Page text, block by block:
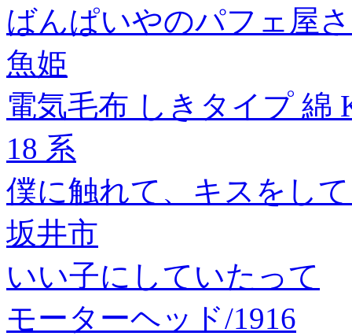
ばんぱいやのパフェ屋
魚姫
電気毛布 しきタイプ 綿
18 系
僕に触れて、キスをし
坂井市
いい子にしていたって
モーターヘッド/1916